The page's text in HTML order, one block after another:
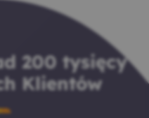
200 tysięcy
Klientów